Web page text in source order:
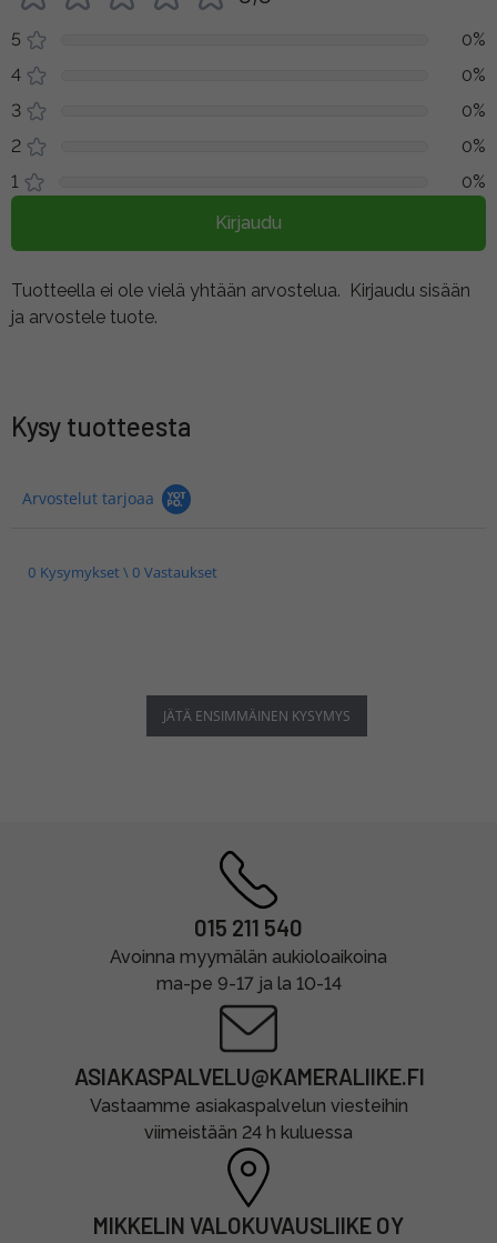
5
0%
4
0%
3
0%
2
0%
1
0%
Kirjaudu
Tuotteella ei ole vielä yhtään arvostelua. Kirjaudu sisään
ja arvostele tuote.
Kysy tuotteesta
Arvostelut tarjoaa
0 Kysymykset \ 0 Vastaukset
JÄTÄ ENSIMMÄINEN KYSYMYS
015 211 540
Avoinna myymälän aukioloaikoina
ma-pe 9-17 ja la 10-14
ASIAKASPALVELU@KAMERALIIKE.FI
Vastaamme asiakaspalvelun viesteihin
viimeistään 24 h kuluessa
MIKKELIN VALOKUVAUSLIIKE OY